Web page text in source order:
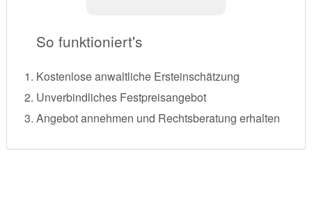
So funktioniert's
Kostenlose anwaltliche Ersteinschätzung
Unverbindliches Festpreisangebot
Angebot annehmen und Rechtsberatung erhalten